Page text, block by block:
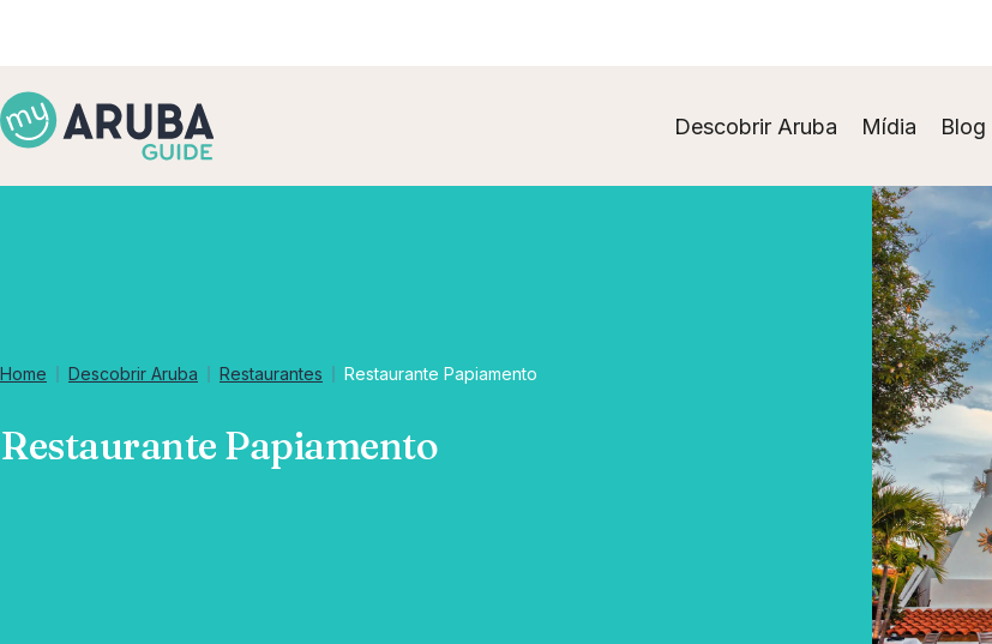
Descobrir Aruba Mídia Blog
Home Descobrir Aruba Restaurantes Restaurante Papiamento
Restaurante Papiamento